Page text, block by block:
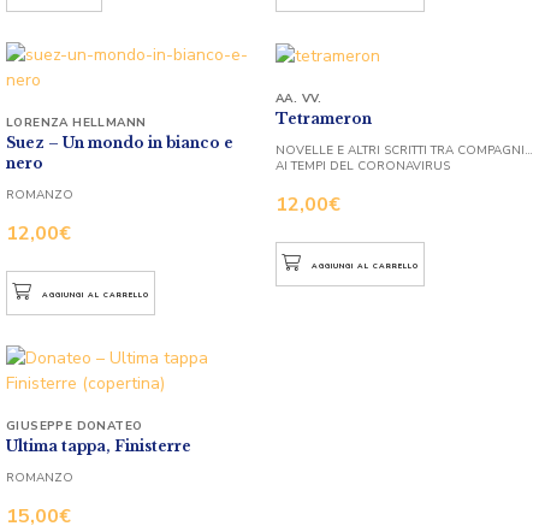
Suez – Un mondo in bianco e
nero
12,00€
LORENZA HELLMANN
ROMANZO
AGGIUNGI AL CARRELLO
Tetrameron
12,00€
AA. VV.
NOVELLE E ALTRI SCRITTI TRA COMPAGNI…
AI TEMPI DEL CORONAVIRUS
AGGIUNGI AL CARRELLO
Ultima tappa, Finisterre
15,00€
GIUSEPPE DONATEO
ROMANZO